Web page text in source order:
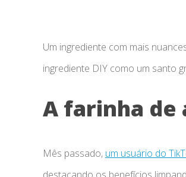
Um ingrediente com mais
ingrediente DIY como um santo
A farinha de
Mês passado, um usuário do